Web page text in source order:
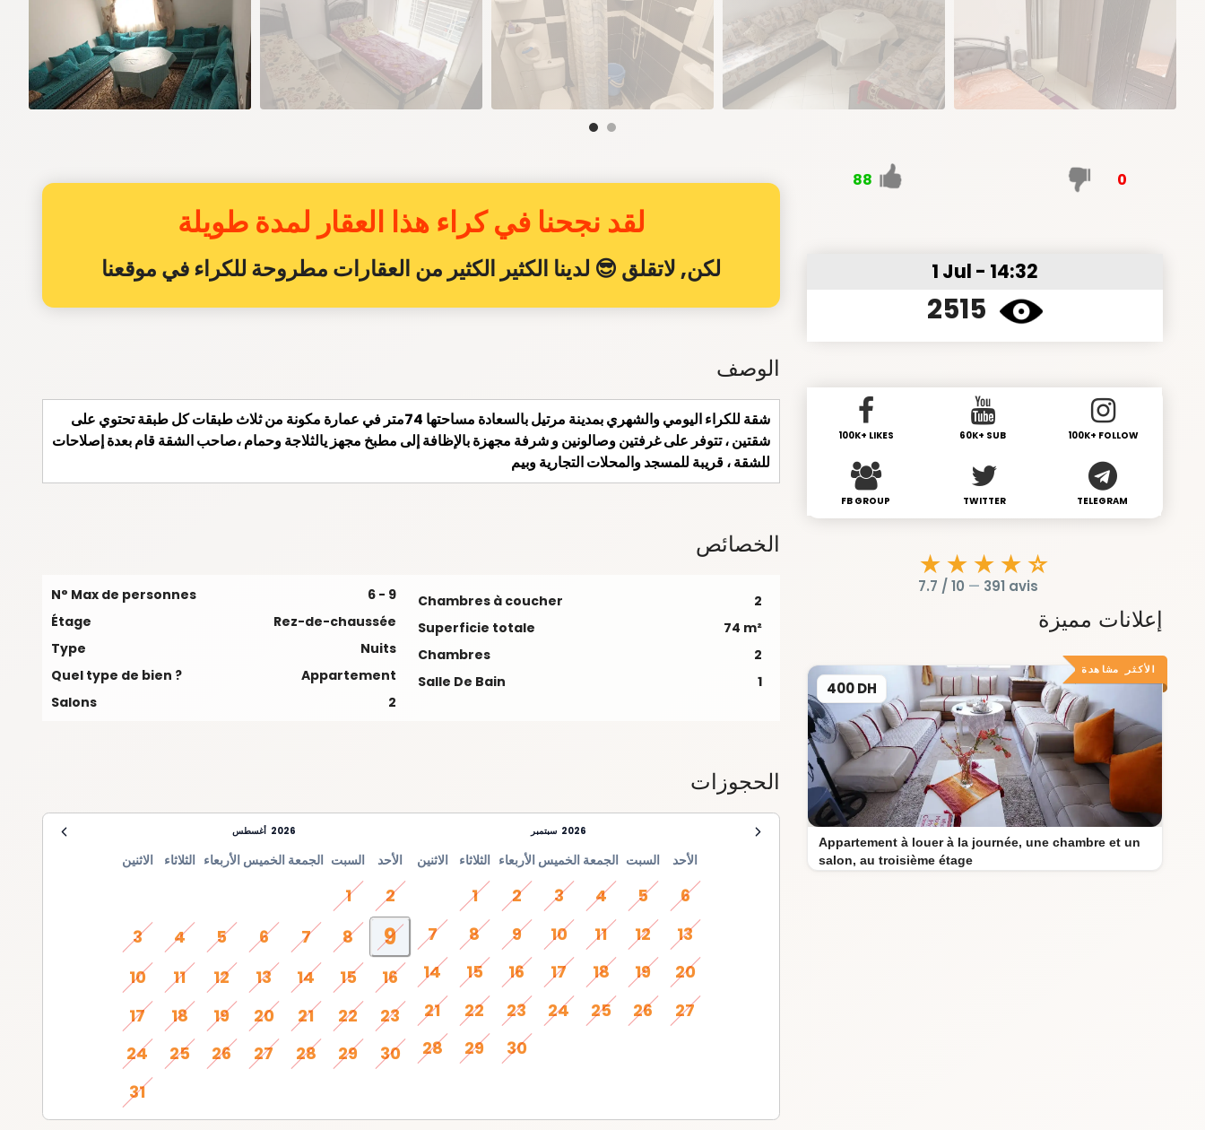
لقد نجحنا في كراء هذا العقار لمدة طويلة
لكن, لاتقلق 😎 لدينا الكثير الكثير من العقارات مطروحة للكراء في موقعنا
الوصف
شقة للكراء اليومي والشهري بمدينة مرتيل بالسعادة مساحتها 74متر في عمارة مكونة من ثلاث طبقات كل طبقة تحتوي على
شقتين ، تتوفر على غرفتين وصالونين و شرفة مجهزة بالإظافة إلى مطبخ مجهز يالثلاجة وحمام ،صاحب الشقة قام بعدة إصلاحات
للشقة ، قريبة للمسجد والمحلات التجارية وبيم
الخصائص
N° Max de personnes
6 - 9
Étage
Rez-de-chaussée
Type
Nuits
Quel type de bien ?
Appartement
Salons
2
Chambres à coucher
2
Superficie totale
74 m²
Chambres
2
Salle De Bain
1
الحجوزات
أغسطس 2026
الاثنين الثلاثاء الأربعاء الخميس الجمعة السبت الأحد
1
2
3
4 5 6 7 8 9
10 11 12 13 14 15
16
17
18 19 20 21 22
23
24
25 26 27 28 29
30
31
سبتمبر 2026
الاثنين الثلاثاء الأربعاء الخميس الجمعة السبت الأحد
1 2 3 4 5
6
7
8 9 10 11 12
13
14
15 16 17 18 19
20
21
22 23 24 25 26
27
28
29 30
88 0
1 Jul - 14:32
2515
100K+ LIKES 60K+ SUB 100K+ FOLLOW
FB GROUP TWITTER TELEGRAM
★★★★☆
7.7 / 10 — 391 avis
إعلانات مميزة
الأكثر مشاهدة
400 DH
Appartement à louer à la journée, une chambre et un
salon, au troisième étage